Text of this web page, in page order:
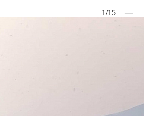
1/15 —